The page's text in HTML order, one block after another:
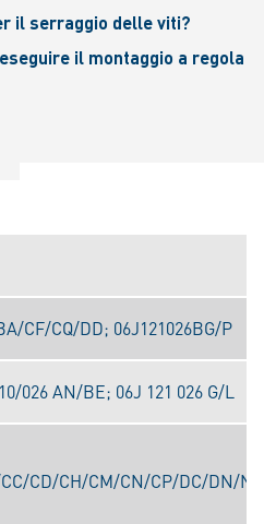
il serraggio delle viti?
il montaggio a regola
CF/CQ/DD; 06J121026BG/P
026 AN/BE; 06J 121 026 G/L
CD/CH/CM/CN/CP/DC/DN/N;